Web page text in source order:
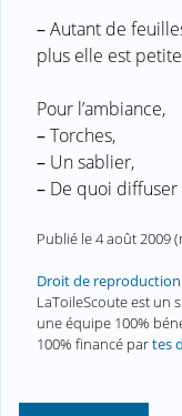
–Autant de
plus elle est
Pour l’ambiance,
–Torches,
– Un sablier,
– De quoi
Publié le4 août 2009
Droit de
LaToileScoute est un
une équipe 100%
100% financé partes